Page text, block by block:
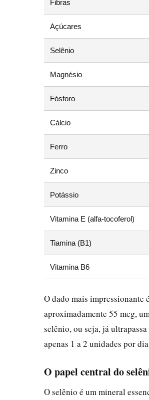
Fibras
Açúcares
Selênio
Magnésio
Fósforo
Cálcio
Ferro
Zinco
Potássio
Vitamina E (alfa-tocoferol)
Tiamina (B1)
Vitamina B6
O dado mais impressionante
aproximadamente 55 mcg,
selênio, ou seja, já
apenas 1 a 2 unidades por
O papel central do
O selênio é um mineral